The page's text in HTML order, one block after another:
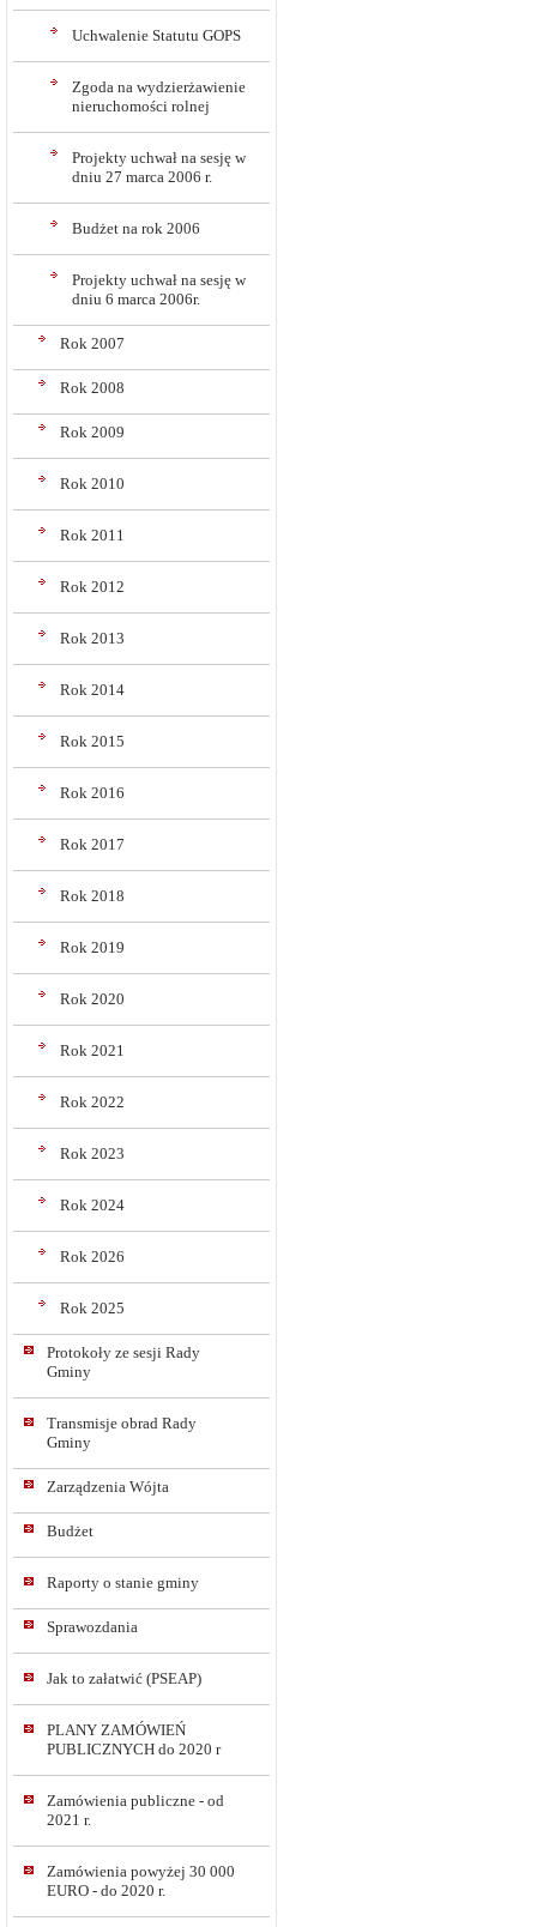
Uchwalenie Statutu GOPS
Zgoda na wydzierżawienie
nieruchomości rolnej
Projekty uchwał na sesję w
dniu 27 marca 2006 r.
Budżet na rok 2006
Projekty uchwał na sesję w
dniu 6 marca 2006r.
Rok 2007
Rok 2008
Rok 2009
Rok 2010
Rok 2011
Rok 2012
Rok 2013
Rok 2014
Rok 2015
Rok 2016
Rok 2017
Rok 2018
Rok 2019
Rok 2020
Rok 2021
Rok 2022
Rok 2023
Rok 2024
Rok 2026
Rok 2025
Protokoły ze sesji Rady
Gminy
Transmisje obrad Rady
Gminy
Zarządzenia Wójta
Budżet
Raporty o stanie gminy
Sprawozdania
Jak to załatwić (PSEAP)
PLANY ZAMÓWIEŃ
PUBLICZNYCH do 2020 r
Zamówienia publiczne - od
2021 r.
Zamówienia powyżej 30 000
EURO - do 2020 r.